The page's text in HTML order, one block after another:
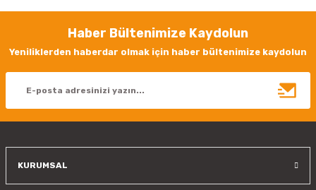
Görüş ve önerileriniz için teşekkür ederiz.
Ürün resmi kalitesiz, bozuk veya görüntülenemiyor.
Ürün bilgilerinde hatalar bulunuyor.
Haber Bültenimize Kaydolun
Yeniliklerden haberdar olmak için haber bültenimize kaydolun
KURUMSAL